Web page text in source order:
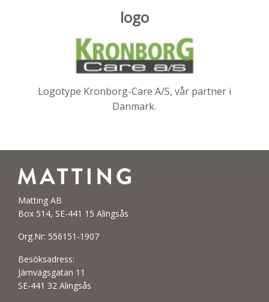
logo
Logotype Kronborg-Care A/S, vår partner i
Danmark.
Matting AB
Box 514, SE-441 15 Alingsås
Org.Nr: 556151-1907
Besöksadress:
Järnvägsgatan 11
SE-441 32 Alingsås